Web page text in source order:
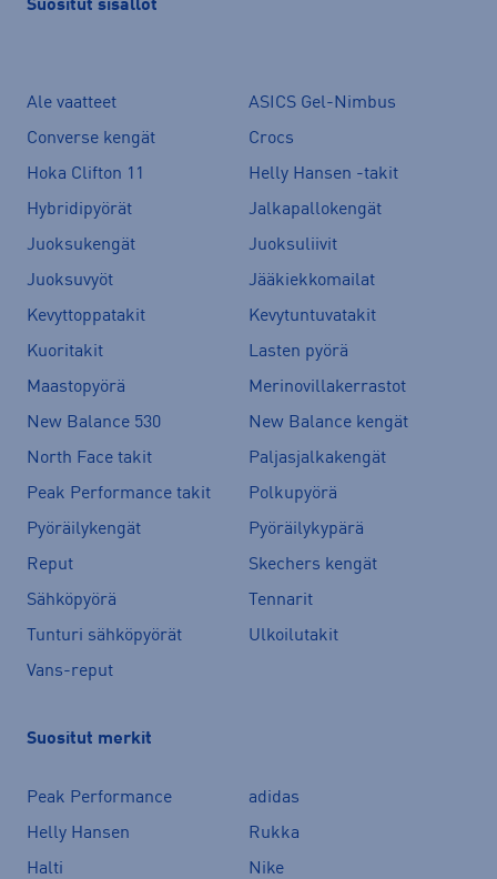
Suositut sisällöt
Ale vaatteet
ASICS Gel-Nimbus
Converse kengät
Crocs
Hoka Clifton 11
Helly Hansen -takit
Hybridipyörät
Jalkapallokengät
Juoksukengät
Juoksuliivit
Juoksuvyöt
Jääkiekkomailat
Kevyttoppatakit
Kevytuntuvatakit
Kuoritakit
Lasten pyörä
Maastopyörä
Merinovillakerrastot
New Balance 530
New Balance kengät
North Face takit
Paljasjalkakengät
Peak Performance takit
Polkupyörä
Pyöräilykengät
Pyöräilykypärä
Reput
Skechers kengät
Sähköpyörä
Tennarit
Tunturi sähköpyörät
Ulkoilutakit
Vans-reput
Suositut merkit
Peak Performance
adidas
Helly Hansen
Rukka
Halti
Nike